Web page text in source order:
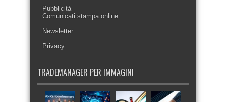
Pubblicità
Comunicati stampa online
Newsletter
Privacy
TRADEMANAGER PER IMMAGINI